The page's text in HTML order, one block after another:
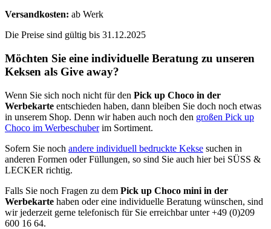
Versandkosten: ab Werk
Die Preise sind gültig bis 31.12.2025
Möchten Sie eine individuelle Beratung zu unseren
Keksen als Give away?
Wenn Sie sich noch nicht für den Pick up Choco in der
Werbekarte entschieden haben, dann bleiben Sie doch noch etwas
in unserem Shop. Denn wir haben auch noch den großen Pick up
Choco im Werbeschuberim Sortiment.
Sofern Sie noch andere individuell bedruckte Kekse suchen in
anderen Formen oder Füllungen, so sind Sie auch hier bei SÜSS &
LECKER richtig.
Falls Sie noch Fragen zu dem Pick up Choco mini in der
Werbekarte haben oder eine individuelle Beratung wünschen, sind
wir jederzeit gerne telefonisch für Sie erreichbar unter +49 (0)209
600 16 64.